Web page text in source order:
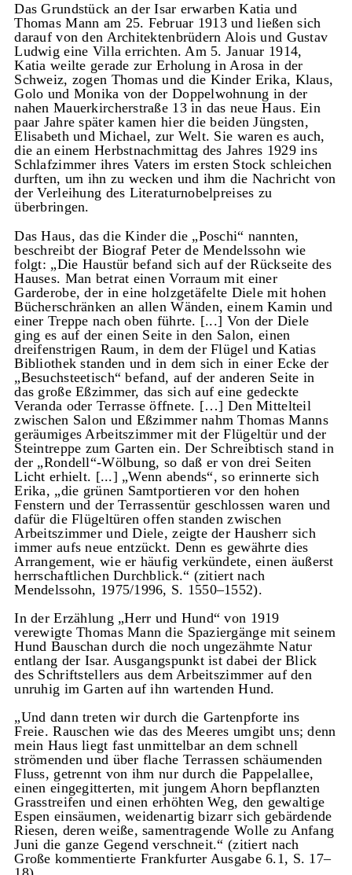
Das Grundstück an der Isar erwarben Katia und
Thomas Mann am 25. Februar 1913 und ließen sich
darauf von den Architektenbrüdern Alois und Gustav
Ludwig eine Villa errichten. Am 5. Januar 1914,
Katia weilte gerade zur Erholung in Arosa in der
Schweiz, zogen Thomas und die Kinder Erika, Klaus,
Golo und Monika von der Doppelwohnung in der
nahen Mauerkircherstraße 13 in das neue Haus. Ein
paar Jahre später kamen hier die beiden Jüngsten,
Elisabeth und Michael, zur Welt. Sie waren es auch,
die an einem Herbstnachmittag des Jahres 1929 ins
Schlafzimmer ihres Vaters im ersten Stock schleichen
durften, um ihn zu wecken und ihm die Nachricht von
der Verleihung des Literaturnobelpreises zu
überbringen.
Das Haus, das die Kinder die „Poschi“ nannten,
beschreibt der Biograf Peter de Mendelssohn wie
folgt: „Die Haustür befand sich auf der Rückseite des
Hauses. Man betrat einen Vorraum mit einer
Garderobe, der in eine holzgetäfelte Diele mit hohen
Bücherschränken an allen Wänden, einem Kamin und
einer Treppe nach oben führte. [...] Von der Diele
ging es auf der einen Seite in den Salon, einen
dreifenstrigen Raum, in dem der Flügel und Katias
Bibliothek standen und in dem sich in einer Ecke der
„Besuchsteetisch“ befand, auf der anderen Seite in
das große Eßzimmer, das sich auf eine gedeckte
Veranda oder Terrasse öffnete. […] Den Mittelteil
zwischen Salon und Eßzimmer nahm Thomas Manns
geräumiges Arbeitszimmer mit der Flügeltür und der
Steintreppe zum Garten ein. Der Schreibtisch stand in
der „Rondell“-Wölbung, so daß er von drei Seiten
Licht erhielt. [...] „Wenn abends“, so erinnerte sich
Erika, „die grünen Samtportieren vor den hohen
Fenstern und der Terrassentür geschlossen waren und
dafür die Flügeltüren offen standen zwischen
Arbeitszimmer und Diele, zeigte der Hausherr sich
immer aufs neue entzückt. Denn es gewährte dies
Arrangement, wie er häufig verkündete, einen äußerst
herrschaftlichen Durchblick.“ (zitiert nach
Mendelssohn, 1975/1996, S. 1550–1552).
In der Erzählung „Herr und Hund“ von 1919
verewigte Thomas Mann die Spaziergänge mit seinem
Hund Bauschan durch die noch ungezähmte Natur
entlang der Isar. Ausgangspunkt ist dabei der Blick
des Schriftstellers aus dem Arbeitszimmer auf den
unruhig im Garten auf ihn wartenden Hund.
„Und dann treten wir durch die Gartenpforte ins
Freie. Rauschen wie das des Meeres umgibt uns; denn
mein Haus liegt fast unmittelbar an dem schnell
strömenden und über flache Terrassen schäumenden
Fluss, getrennt von ihm nur durch die Pappelallee,
einen eingegitterten, mit jungem Ahorn bepflanzten
Grasstreifen und einen erhöhten Weg, den gewaltige
Espen einsäumen, weidenartig bizarr sich gebärdende
Riesen, deren weiße, samentragende Wolle zu Anfang
Juni die ganze Gegend verschneit.“ (zitiert nach
Große kommentierte Frankfurter Ausgabe 6.1, S. 17–